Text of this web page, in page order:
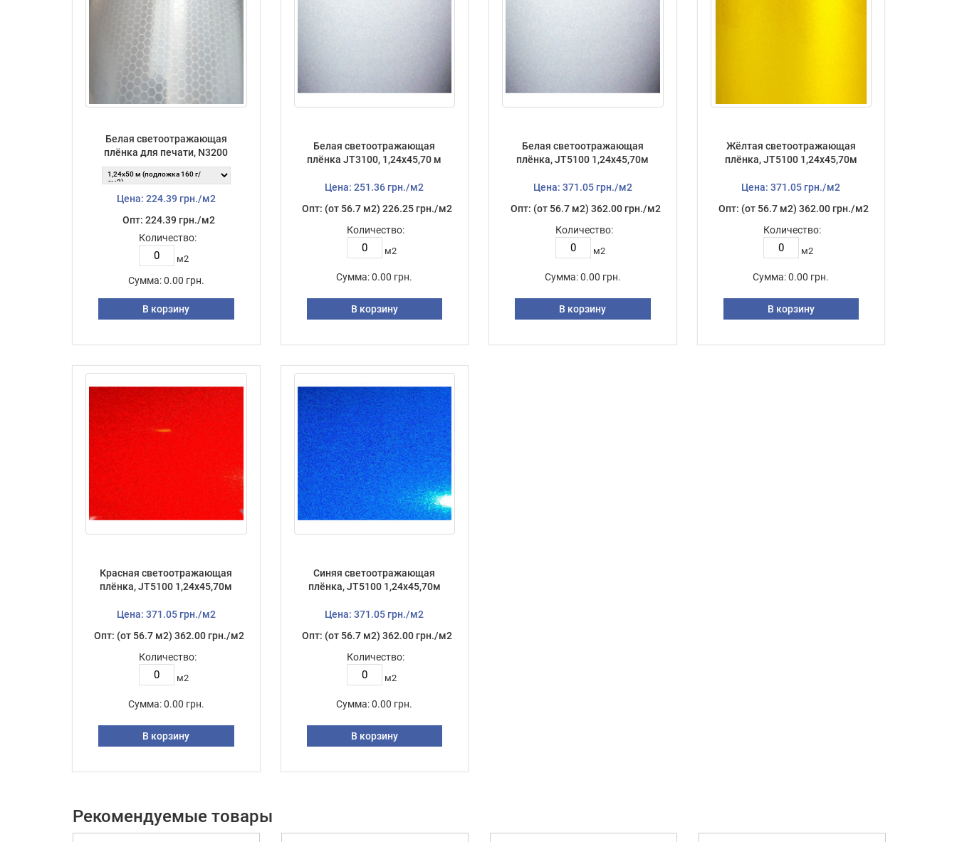
Белая светоотражающая
плёнка для печати, N3200
Цена: 224.39 грн./м2
Опт: 224.39 грн./м2
Количество:
м2
Сумма: 0.00 грн.
В корзину
Белая светоотражающая
плёнка JT3100, 1,24х45,70 м
Цена: 251.36 грн./м2
Опт: (от 56.7 м2) 226.25 грн./м2
Количество:
м2
Сумма: 0.00 грн.
В корзину
Белая светоотражающая
плёнка, JT5100 1,24х45,70м
Цена: 371.05 грн./м2
Опт: (от 56.7 м2) 362.00 грн./м2
Количество:
м2
Сумма: 0.00 грн.
В корзину
Жёлтая светоотражающая
плёнка, JT5100 1,24х45,70м
Цена: 371.05 грн./м2
Опт: (от 56.7 м2) 362.00 грн./м2
Количество:
м2
Сумма: 0.00 грн.
В корзину
Красная светоотражающая
плёнка, JT5100 1,24х45,70м
Цена: 371.05 грн./м2
Опт: (от 56.7 м2) 362.00 грн./м2
Количество:
м2
Сумма: 0.00 грн.
В корзину
Синяя светоотражающая
плёнка, JT5100 1,24х45,70м
Цена: 371.05 грн./м2
Опт: (от 56.7 м2) 362.00 грн./м2
Количество:
м2
Сумма: 0.00 грн.
В корзину
Рекомендуемые товары